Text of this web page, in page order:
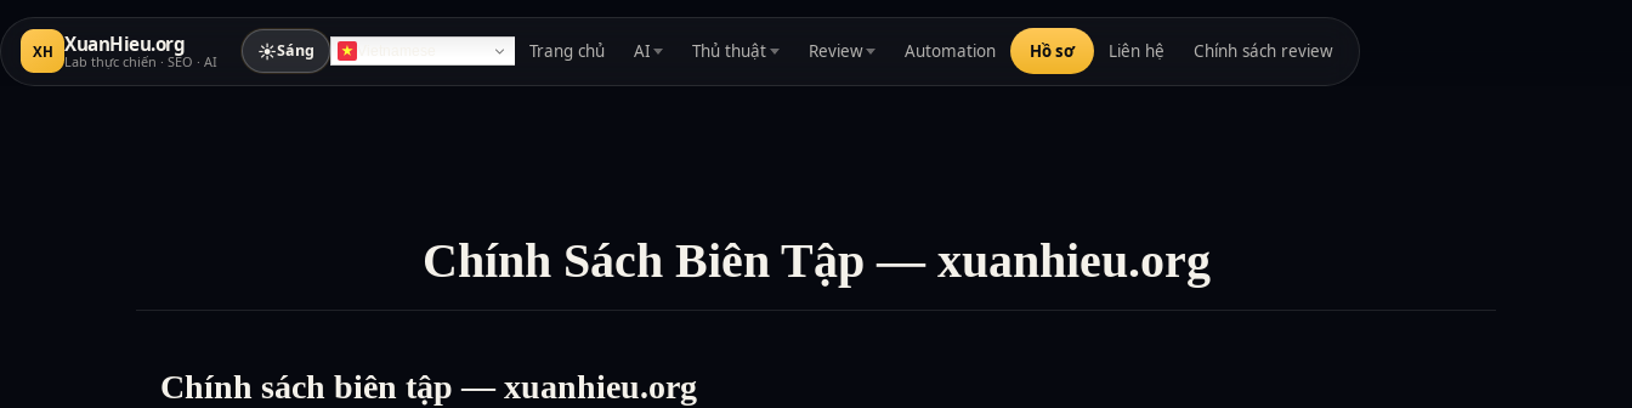
XH XuanHieu.org
Lab thực chiến · SEO · AI ☀Sáng Trang chủ AI Thủ thuật Review Automation Hồ sơ Liên hệ Chính sách review
Chính Sách Biên Tập — xuanhieu.org
Chính sách biên tập — xuanhieu.org